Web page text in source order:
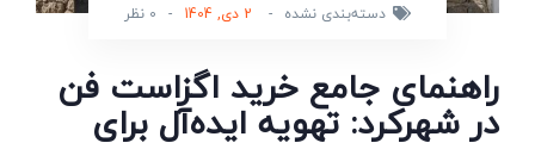
دسته‌بندی نشده - 2 دی, 1404 - 0 نظر
راهنمای جامع خرید اگزاست فن
در شهرکرد: تهویه ایده‌آل برای